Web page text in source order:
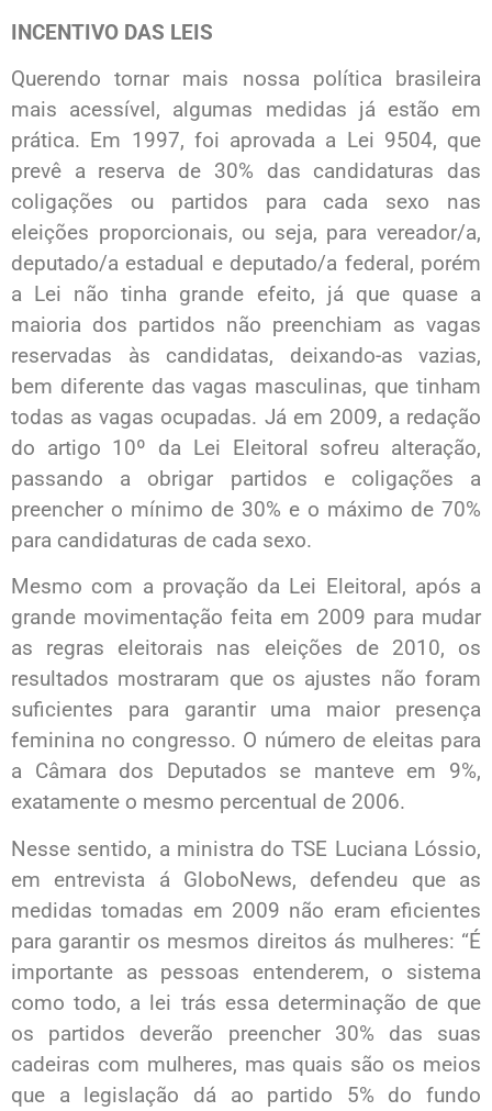
INCENTIVO DAS LEIS
Querendo tornar mais nossa política brasileira
mais acessível, algumas medidas já estão em
prática. Em 1997, foi aprovada a Lei 9504, que
prevê a reserva de 30% das candidaturas das
coligações ou partidos para cada sexo nas
eleições proporcionais, ou seja, para vereador/a,
deputado/a estadual e deputado/a federal, porém
a Lei não tinha grande efeito, já que quase a
maioria dos partidos não preenchiam as vagas
reservadas às candidatas, deixando-as vazias,
bem diferente das vagas masculinas, que tinham
todas as vagas ocupadas. Já em 2009, a redação
do artigo 10º da Lei Eleitoral sofreu alteração,
passando a obrigar partidos e coligações a
preencher o mínimo de 30% e o máximo de 70%
para candidaturas de cada sexo.
Mesmo com a provação da Lei Eleitoral, após a
grande movimentação feita em 2009 para mudar
as regras eleitorais nas eleições de 2010, os
resultados mostraram que os ajustes não foram
suficientes para garantir uma maior presença
feminina no congresso. O número de eleitas para
a Câmara dos Deputados se manteve em 9%,
exatamente o mesmo percentual de 2006.
Nesse sentido, a ministra do TSE Luciana Lóssio,
em entrevista á GloboNews, defendeu que as
medidas tomadas em 2009 não eram eficientes
para garantir os mesmos direitos ás mulheres: “É
importante as pessoas entenderem, o sistema
como todo, a lei trás essa determinação de que
os partidos deverão preencher 30% das suas
cadeiras com mulheres, mas quais são os meios
que a legislação dá ao partido 5% do fundo